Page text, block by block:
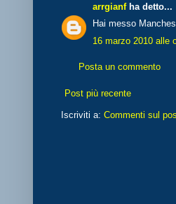
arrgianfha detto...
Hai messo
16 marzo 2010 alle
Posta un commento
Post più recente
Iscriviti a: Commenti sul